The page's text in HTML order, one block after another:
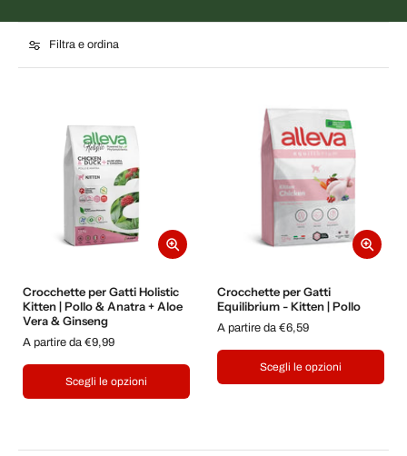
Filtra e ordina
Crocchette per Gatti Holistic
Kitten | Pollo & Anatra + Aloe
Vera & Ginseng
A partire da €9,99
Scegli le opzioni
Crocchette per Gatti
Equilibrium - Kitten | Pollo
A partire da €6,59
Scegli le opzioni